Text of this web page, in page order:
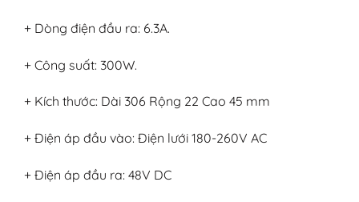
+ Dòng điện đầu ra: 6.3A.
+ Công suất: 300W.
+ Kích thước: Dài 306 Rộng 22 Cao 45 mm
+ Điện áp đầu vào: Điện lưới 180-260V AC
+ Điện áp đầu ra: 48V DC